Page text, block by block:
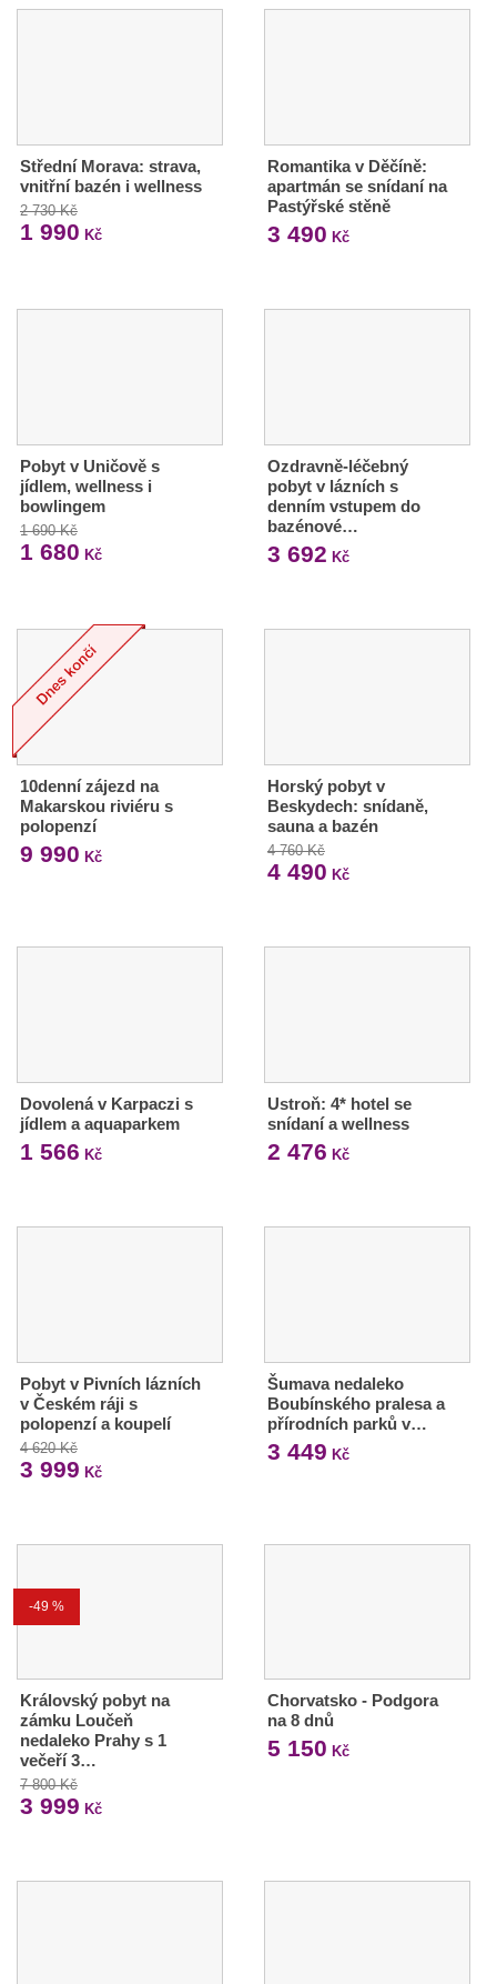
Střední Morava: strava,
vnitřní bazén i wellness
2 730 Kč
1 990 Kč
Romantika v Děčíně:
apartmán se snídaní na
Pastýřské stěně
3 490 Kč
Pobyt v Uničově s
jídlem, wellness i
bowlingem
1 690 Kč
1 680 Kč
Ozdravně-léčebný
pobyt v lázních s
denním vstupem do
bazénové…
3 692 Kč
10denní zájezd na
Makarskou riviéru s
polopenzí
9 990 Kč
Horský pobyt v
Beskydech: snídaně,
sauna a bazén
4 760 Kč
4 490 Kč
Dovolená v Karpaczi s
jídlem a aquaparkem
1 566 Kč
Ustroň: 4* hotel se
snídaní a wellness
2 476 Kč
Pobyt v Pivních lázních
v Českém ráji s
polopenzí a koupelí
4 620 Kč
3 999 Kč
Šumava nedaleko
Boubínského pralesa a
přírodních parků v…
3 449 Kč
-49 %
Královský pobyt na
zámku Loučeň
nedaleko Prahy s 1
večeří 3…
7 800 Kč
3 999 Kč
Chorvatsko - Podgora
na 8 dnů
5 150 Kč